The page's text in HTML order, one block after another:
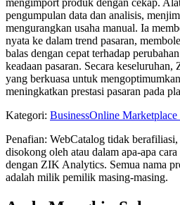
pengumpulan data dan analisis,
mengurangkan usaha manual. Ia
nyata ke dalam trend pasaran,
balas dengan cepat terhadap
keadaan pasaran. Secara
yang berkuasa untuk
meningkatkan prestasi pasaran pada
Kategori: BusinessOnline
Penafian: WebCatalog tidak
disokong oleh atau dalam apa-apa
dengan ZIK Analytics. Semua nama
adalah milik pemilik masing-masing.